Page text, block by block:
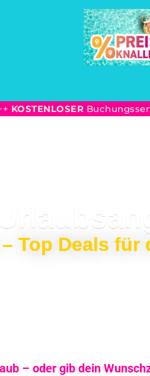
KOSTENLOSER
Top Deals für
– oder gib dein